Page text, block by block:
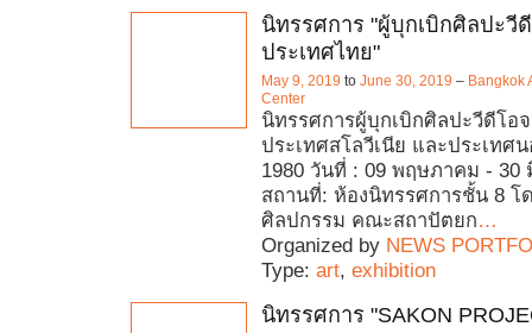
นิทรรศการ "ผู้บุกเบิกศิลปะวี
ประเทศไทย"
May 9, 2019 to June 30, 2019 – Bangkok
Center
นิทรรศการผู้บุกเบิกศิลปะวีดีโอ
ประเทศสโลวีเนีย และประเทศ
1980 วันที่ : 09 พฤษภาคม - 30
สถานที่: ห้องนิทรรศการชั้น 8 โ
ศิลปกรรม คณะสถาปัตยก…
Organized by NEWS
Type: art, exhibition
นิทรรศการ "SAKON